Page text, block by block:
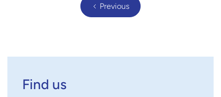
Previous
Find us